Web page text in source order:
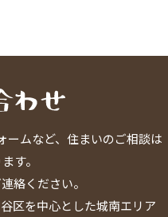
ームなど、住まいのご相談は
す。
絡ください。
区を中心とした城南エリア